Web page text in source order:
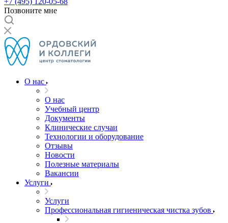
Позвоните мне
О нас
О нас
Учебный центр
Документы
Клинические случаи
Технологии и оборудование
Отзывы
Новости
Полезные материалы
Вакансии
Услуги
Услуги
Профессиональная гигиеническая чистка зубов